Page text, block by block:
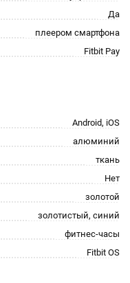
Да
плеером смартфона
Fitbit Pay
Android, iOS
алюминий
ткань
Нет
золотой
золотистый, синий
фитнес-часы
Fitbit OS